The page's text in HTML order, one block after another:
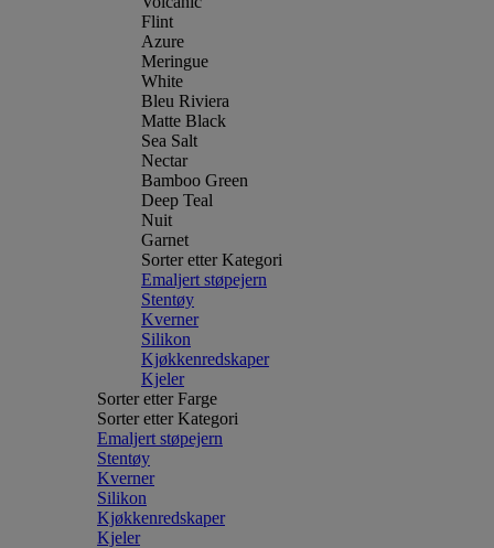
Flint
Azure
Meringue
White
Bleu Riviera
Matte Black
Sea Salt
Nectar
Bamboo Green
Deep Teal
Nuit
Garnet
Sorter etter Kategori
Emaljert støpejern
Stentøy
Kverner
Silikon
Kjøkkenredskaper
Kjeler
Sorter etter Farge
Sorter etter Kategori
Emaljert støpejern
Stentøy
Kverner
Silikon
Kjøkkenredskaper
Kjeler